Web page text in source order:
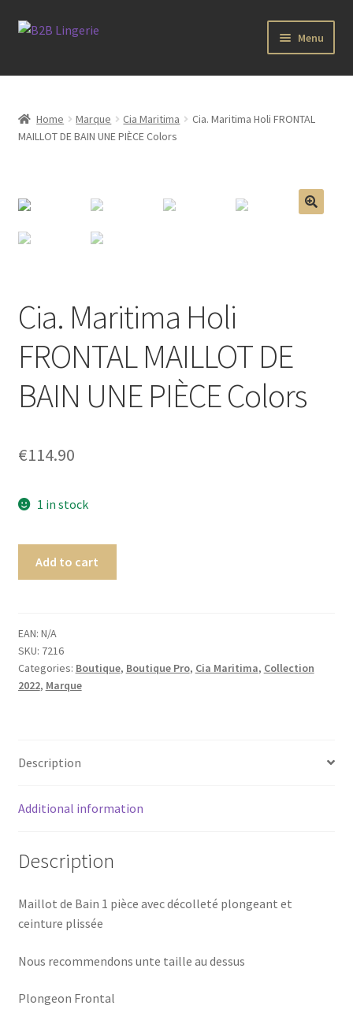
Aller
Aller
Menu
B2B Lingerie Site Officiel
Wholesale Registration Page
Boutique
Marques
Femme
Homme
Maillot de bain Femme
Home Marque Cia Maritima
Cia. Maritima Holi FRONTAL
MAILLOT DE BAIN UNE PIÈCE Colors
Cia. Maritima Holi
FRONTAL MAILLOT DE
BAIN UNE PIÈCE Colors
€114.90
1 in stock
Add to cart
EAN: N/A
SKU: 7216
Categories: Boutique, Boutique Pro, Cia Maritima, Collection
2022, Marque
Description
Additional information
Description
Maillot de Bain 1 pièce avec décolleté plongeant et
ceinture plissée
Nous recommendons unte taille au dessus
Plongeon Frontal